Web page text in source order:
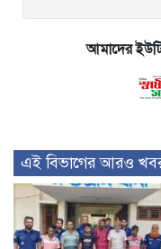
আমাদের
এই বিভাগের আরও